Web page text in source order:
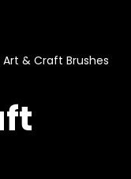
& Craft Brushes